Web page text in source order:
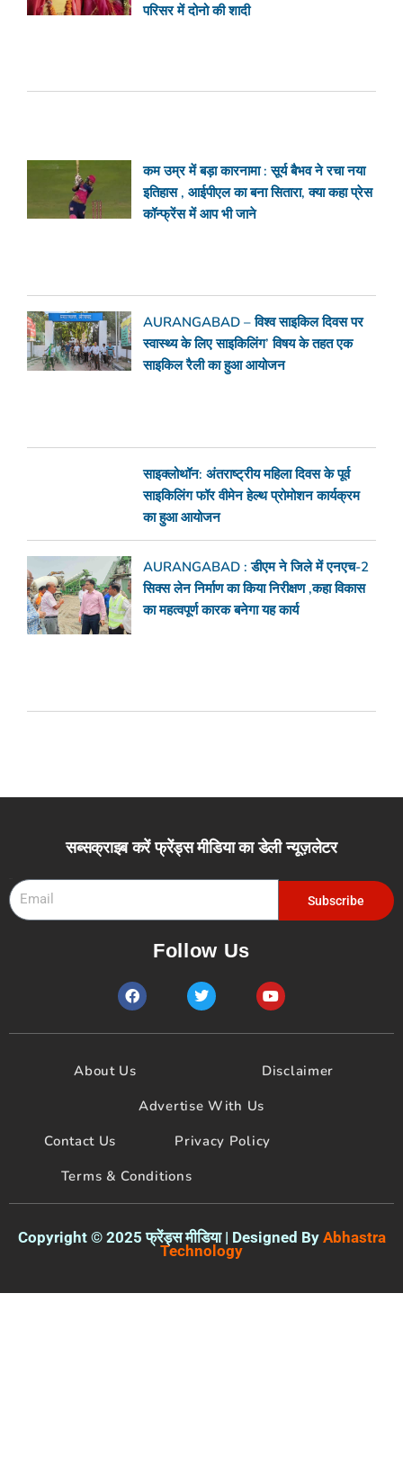
परिसर में दोनो की शादी
कम उम्र में बड़ा कारनामा : सूर्य बैभव ने रचा नया
इतिहास , आईपीएल का बना सितारा, क्या कहा प्रेस
कॉन्फ्रेंस में आप भी जाने
AURANGABAD – विश्व साइकिल दिवस पर
स्वास्थ्य के लिए साइकिलिंग’ विषय के तहत एक
साइकिल रैली का हुआ आयोजन
साइक्लोथॉन: अंतराष्ट्रीय महिला दिवस के पूर्व
साइकिलिंग फॉर वीमेन हेल्थ प्रोमोशन कार्यक्रम
का हुआ आयोजन
AURANGABAD : डीएम ने जिले में एनएच-2
सिक्स लेन निर्माण का किया निरीक्षण ,कहा विकास
का महत्वपूर्ण कारक बनेगा यह कार्य
सब्सक्राइब करें फ्रेंड्स मीडिया का डेली न्यूज़लेटर
Subscribe
Follow Us
F
a
c
e
o
T
w
i
t
Y
o
u
t
e
About Us
Disclaimer
Advertise With Us
Contact Us
Privacy Policy
Terms & Conditions
Copyright © 2025 फ्रेंड्स मीडिया | Designed By Abhastra
Technology